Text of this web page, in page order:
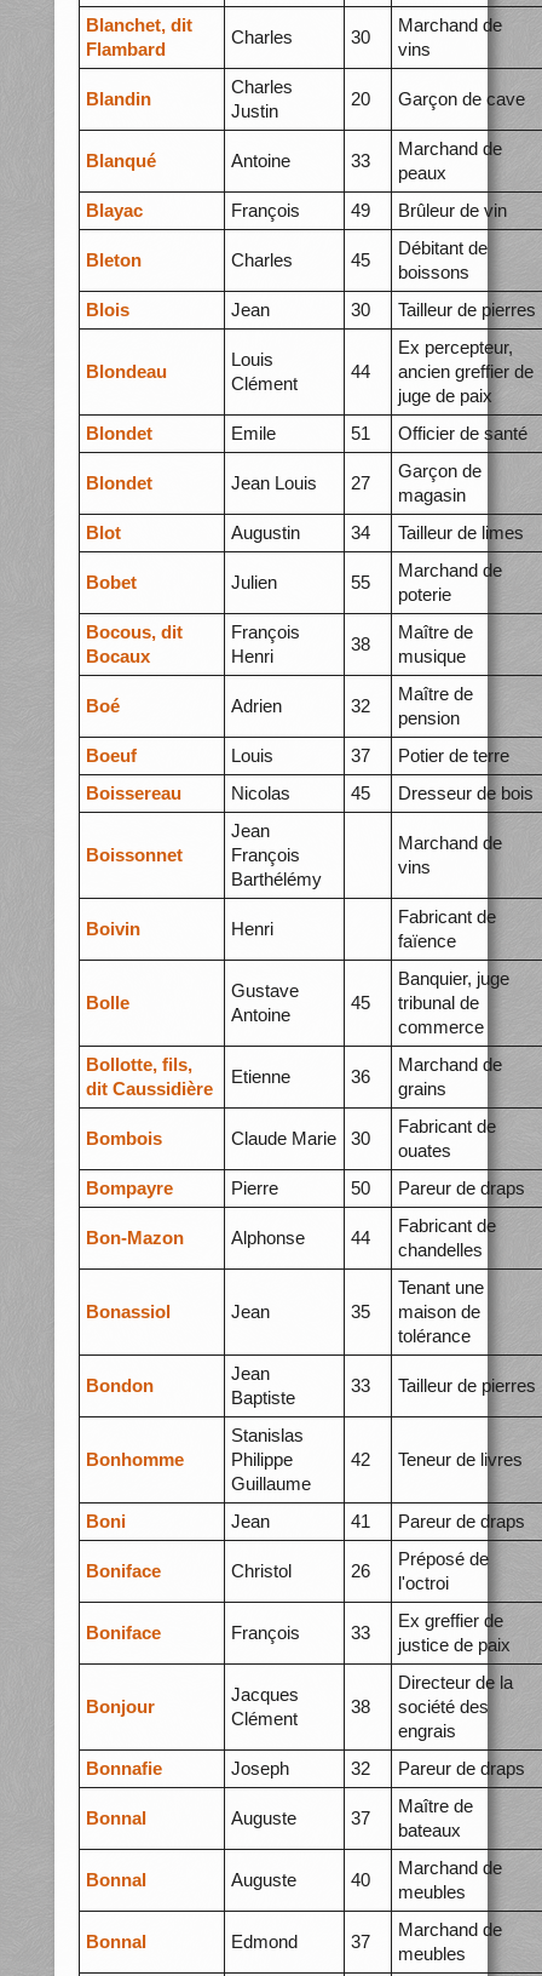
Blanchet, dit
Flambard
Charles 30
Marchand de
vins
Blandin
Charles
Justin
20 Garçon de cave
Blanqué Antoine 33
Marchand de
peaux
Blayac
François 49 Brûleur de vin
Bleton Charles 45
Débitant de
boissons
Blois
Jean 30 Tailleur de pierres
Blondeau
Louis
Clément
44
Ex percepteur,
ancien greffier de
juge de paix
Blondet
Emile 51 Officier de santé
Blondet Jean Louis 27
Garçon de
magasin
Blot
Augustin 34 Tailleur de limes
Bobet Julien 55
Marchand de
poterie
Bocous, dit
Bocaux
François
Henri
38
Maître de
musique
Boé Adrien 32
Maître de
pension
Boeuf
Louis 37
Potier de terre
Boissereau
Nicolas 45 Dresseur de bois
Boissonnet
Jean
François
Barthélémy
Marchand de
vins
Boivin Henri
Fabricant de
faïence
Bolle
Gustave
Antoine
45
Banquier, juge
tribunal de
commerce
Bollotte, fils,
dit Caussidière
Etienne 36
Marchand de
grains
Bombois Claude Marie 30
Fabricant de
ouates
Bompayre
Pierre 50 Pareur de draps
Bon-Mazon Alphonse 44
Fabricant de
chandelles
Bonassiol Jean 35
Tenant une
maison de
tolérance
Bondon
Jean
Baptiste
33 Tailleur de pierres
Bonhomme
Stanislas
Philippe
Guillaume
42 Teneur de livres
Boni Jean 41 Pareur de draps
Boniface Christol 26
Préposé de
l'octroi
Boniface François 33
Ex greffier de
justice de paix
Bonjour
Jacques
Clément
38
Directeur de la
société des
engrais
Bonnafie
Joseph 32 Pareur de draps
Bonnal Auguste 37
Maître de
bateaux
Bonnal Auguste 40
Marchand de
meubles
Bonnal Edmond 37
Marchand de
meubles